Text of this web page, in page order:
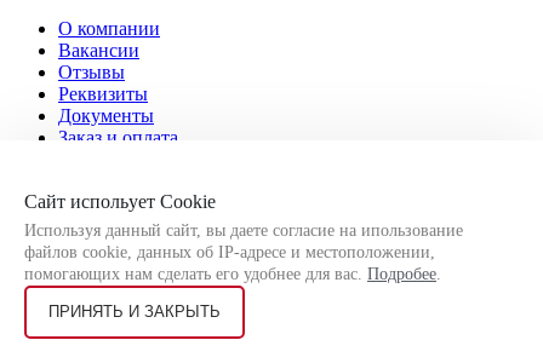
О компании
Вакансии
Отзывы
Реквизиты
Документы
Заказ и оплата
Вакансии
Реквизиты
Документы
Заказ и оплата
Сайт испольует Cookie
Используя данный сайт, вы даете согласие на ипользование
файлов cookie, данных об IP-адресе и местоположении,
помогающих нам сделать его удобнее для вас. Подробее.
ПРИНЯТЬ И ЗАКРЫТЬ